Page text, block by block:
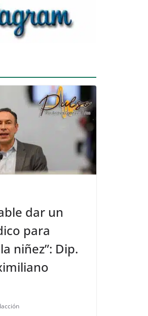
dar un
para
niñez”: Dip.